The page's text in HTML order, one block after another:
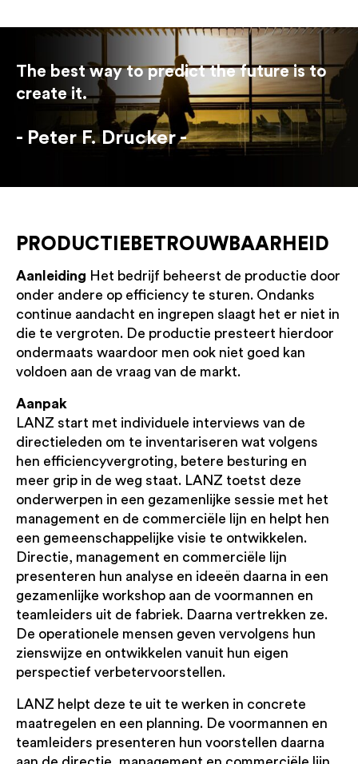
The best way to predict the future is to
create it.
Peter F. Drucker
PRODUCTIEBETROUWBAARHEID
Aanleiding Het bedrijf beheerst de productie door
onder andere op efficiency te sturen. Ondanks
continue aandacht en ingrepen slaagt het er niet in
die te vergroten. De productie presteert hierdoor
ondermaats waardoor men ook niet goed kan
voldoen aan de vraag van de markt.
Aanpak
LANZ start met individuele interviews van de
directieleden om te inventariseren wat volgens
hen efficiencyvergroting, betere besturing en
meer grip in de weg staat. LANZ toetst deze
onderwerpen in een gezamenlijke sessie met het
management en de commerciële lijn en helpt hen
een gemeenschappelijke visie te ontwikkelen.
Directie, management en commerciële lijn
presenteren hun analyse en ideeën daarna in een
gezamenlijke workshop aan de voormannen en
teamleiders uit de fabriek. Daarna vertrekken ze.
De operationele mensen geven vervolgens hun
zienswijze en ontwikkelen vanuit hun eigen
perspectief verbetervoorstellen.
LANZ helpt deze te uit te werken in concrete
maatregelen en een planning. De voormannen en
teamleiders presenteren hun voorstellen daarna